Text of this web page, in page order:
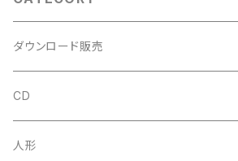
ダウンロード販売
CD
人形